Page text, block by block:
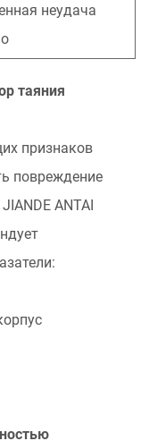
неудача
таяния
признаков
повреждение
ANTAI